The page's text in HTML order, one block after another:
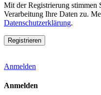
Mit der Registrierung stimmen
Verarbeitung Ihre Daten zu.
Datenschutzerklärung.
Anmelden
Anmelden